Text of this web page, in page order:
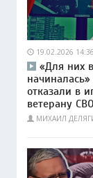
19.02.2026 14:36
«Для них
отказали в
ветерану СВО
МИХАИЛ